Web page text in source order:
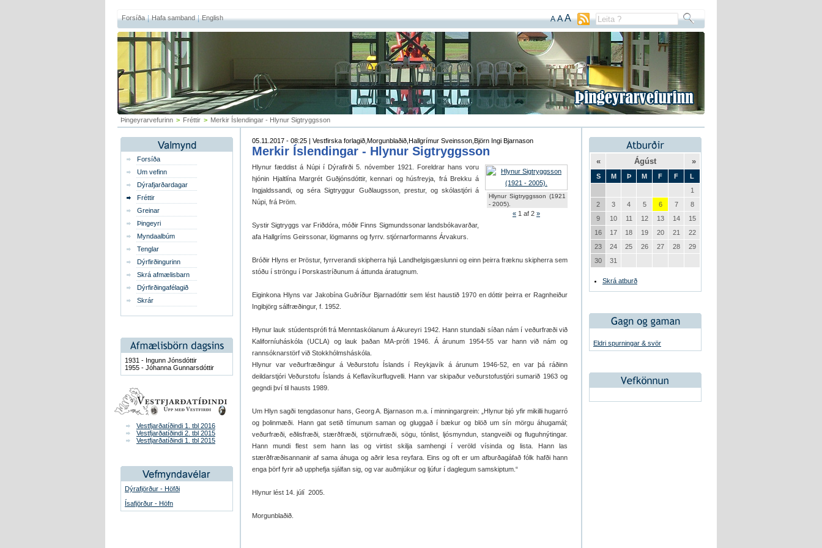
Forsíða Hafa samband English A AA
Þingeyrarvefurinn > Fréttir > Merkir Íslendingar - Hlynur Sigtryggsson
Forsíða
Um vefinn
Dýrafjarðardagar
Fréttir
Greinar
Þingeyri
Myndaalbúm
Tenglar
Dýrfirðingurinn
Skrá afmælisbarn
Dýrfirðingafélagið
Skrár
1931 - Ingunn Jónsdóttir
1955 - Jóhanna Gunnarsdóttir
Vestfjarðatíðindi 1. tbl 2016
Vestfjarðatíðindi 2. tbl 2015
Vestfjarðatíðindi 1. tbl 2015
Dýrafjörður - Höfði
Ísafjörður - Höfn
05.11.2017 - 08:25 | Vestfirska forlagið,Morgunblaðið,Hallgrímur Sveinsson,Björn Ingi Bjarnason
Merkir Íslendingar - Hlynur Sigtryggsson
Hlynur Sigtryggsson (1921
- 2005).
« 1 af 2 »
Hlynur fæddist á Núpi í Dýrafirði 5. nóvember 1921. Foreldrar hans voru
hjónin Hjaltlína Margrét Guðjónsdóttir, kennari og húsfreyja, frá Brekku á
Ingjaldssandi, og séra Sigtryggur Guðlaugsson, prestur, og skólastjóri á
Núpi, frá Þröm.
Systir Sigtryggs var Friðdóra, móðir Finns Sigmundssonar landsbókavarðar,
afa Hallgríms Geirssonar, lögmanns og fyrrv. stjórnarformanns Árvakurs.
Bróðir Hlyns er Þröstur, fyrrverandi skipherra hjá Landhelgisgæslunni og einn þeirra fræknu skipherra sem
stóðu í ströngu í Þorskastríðunum á áttunda áratugnum.
Eiginkona Hlyns var Jakobína Guðríður Bjarnadóttir sem lést haustið 1970 en dóttir þeirra er Ragnheiður
Ingibjörg sálfræðingur, f. 1952.
Hlynur lauk stúdentsprófi frá Menntaskólanum á Akureyri 1942. Hann stundaði síðan nám í veðurfræði við
Kaliforníuháskóla (UCLA) og lauk þaðan MA-prófi 1946. Á árunum 1954-55 var hann við nám og
rannsóknarstörf við Stokkhólmsháskóla.
Hlynur var veðurfræðingur á Veðurstofu Íslands í Reykjavík á árunum 1946-52, en var þá ráðinn
deildarstjóri Veðurstofu Íslands á Keflavíkurflugvelli. Hann var skipaður veðurstofustjóri sumarið 1963 og
gegndi því til hausts 1989.
Um Hlyn sagði tengdasonur hans, Georg A. Bjarnason m.a. í minningargrein: „Hlynur bjó yfir mikilli hugarró
og þolinmæði. Hann gat setið tímunum saman og gluggað í bækur og blöð um sín mörgu áhugamál;
veðurfræði, eðlisfræði, stærðfræði, stjörnufræði, sögu, tónlist, ljósmyndun, stangveiði og fluguhnýtingar.
Hann mundi flest sem hann las og virtist skilja samhengi í veröld vísinda og lista. Hann las
stærðfræðisannanir af sama áhuga og aðrir lesa reyfara. Eins og oft er um afburðagáfað fólk hafði hann
enga þörf fyrir að upphefja sjálfan sig, og var auðmjúkur og ljúfur í daglegum samskiptum.“
Hlynur lést 14. júlí 2005.
Morgunblaðið.
« Ágúst »
S M Þ M F F
L
1
2
3 4 5 6 7
8
9
10 11 12 13 14
15
16
17 18 19 20 21
22
23
24 25 26 27 28
29
30
31
Skrá atburð
Eldri spurningar & svör